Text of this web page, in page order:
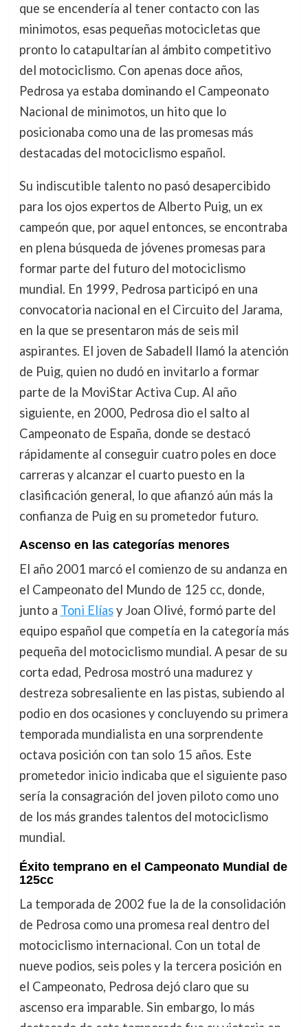
que se encendería al tener contacto con las
minimotos, esas pequeñas motocicletas que
pronto lo catapultarían al ámbito competitivo
del motociclismo. Con apenas doce años,
Pedrosa ya estaba dominando el Campeonato
Nacional de minimotos, un hito que lo
posicionaba como una de las promesas más
destacadas del motociclismo español.
Su indiscutible talento no pasó desapercibido
para los ojos expertos de Alberto Puig, un ex
campeón que, por aquel entonces, se encontraba
en plena búsqueda de jóvenes promesas para
formar parte del futuro del motociclismo
mundial. En 1999, Pedrosa participó en una
convocatoria nacional en el Circuito del Jarama,
en la que se presentaron más de seis mil
aspirantes. El joven de Sabadell llamó la atención
de Puig, quien no dudó en invitarlo a formar
parte de la MoviStar Activa Cup. Al año
siguiente, en 2000, Pedrosa dio el salto al
Campeonato de España, donde se destacó
rápidamente al conseguir cuatro poles en doce
carreras y alcanzar el cuarto puesto en la
clasificación general, lo que afianzó aún más la
confianza de Puig en su prometedor futuro.
Ascenso en las categorías menores
El año 2001 marcó el comienzo de su andanza en
el Campeonato del Mundo de 125 cc, donde,
junto a Toni Elíasy Joan Olivé, formó parte del
equipo español que competía en la categoría más
pequeña del motociclismo mundial. A pesar de su
corta edad, Pedrosa mostró una madurez y
destreza sobresaliente en las pistas, subiendo al
podio en dos ocasiones y concluyendo su primera
temporada mundialista en una sorprendente
octava posición con tan solo 15 años. Este
prometedor inicio indicaba que el siguiente paso
sería la consagración del joven piloto como uno
de los más grandes talentos del motociclismo
mundial.
Éxito temprano en el Campeonato Mundial de
125cc
La temporada de 2002 fue la de la consolidación
de Pedrosa como una promesa real dentro del
motociclismo internacional. Con un total de
nueve podios, seis poles y la tercera posición en
el Campeonato, Pedrosa dejó claro que su
ascenso era imparable. Sin embargo, lo más